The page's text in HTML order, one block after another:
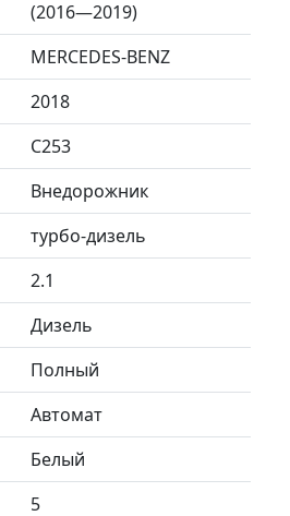
(2016—2019)
MERCEDES-BENZ
2018
C253
Внедорожник
турбо-дизель
2.1
Дизель
Полный
Автомат
Белый
5